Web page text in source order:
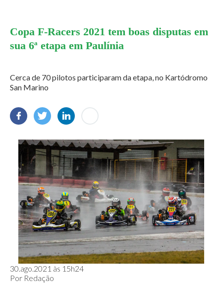
Copa F-Racers 2021 tem boas disputas em
sua 6ª etapa em Paulínia
Cerca de 70 pilotos participaram da etapa, no Kartódromo
San Marino
30.ago.2021 às 15h24
Por Redação